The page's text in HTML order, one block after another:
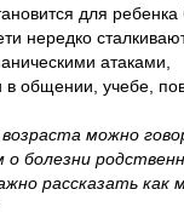
для
нередко
атаками,
общении, учебе,
возраста можно
о болезни
рассказать как